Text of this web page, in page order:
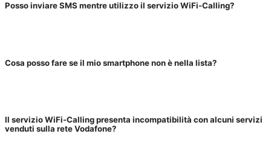
Posso inviare SMS mentre utilizzo il servizio WiFi-Calling?
Cosa posso fare se il mio smartphone non è nella lista?
Il servizio WiFi-Calling presenta incompatibilità con alcuni servizi
venduti sulla rete Vodafone?